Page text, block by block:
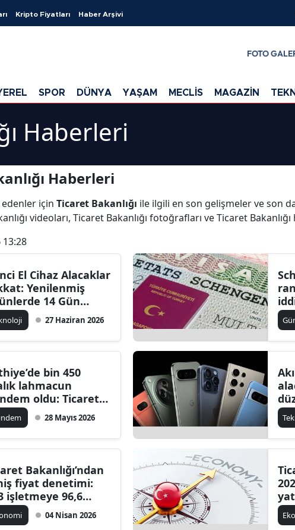
Kripto Fiyatları Haber Arşivi
FOTO
SPOR DÜNYA YAŞAM MECLİS MAGAZİN
Haberleri
Haberleri
için Ticaret Bakanlığı ile ilgili en son gelişmeler ve son
videoları, Ticaret Bakanlığı fotoğrafları ve Ticaret
13:28
El Cihaz Alacaklar
Yenilenmiş
14 Gün
İade Dönemi
27 Haziran 2026
bin 450
lahmacun
oldu: Ticaret
ceza kesti
28 Mayıs 2026
Bakanlığı’ndan
fiyat denetimi:
işletmeye 96,6
lira ceza04 Nisan 2026